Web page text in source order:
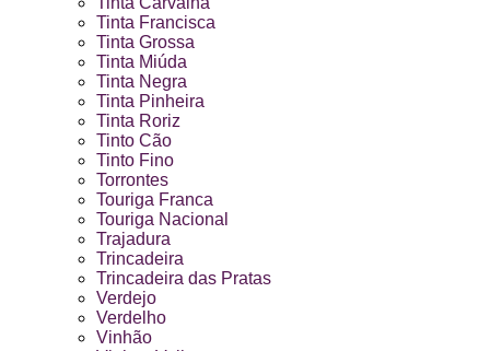
Tinta Francisca
Tinta Grossa
Tinta Miúda
Tinta Negra
Tinta Pinheira
Tinta Roriz
Tinto Cão
Tinto Fino
Torrontes
Touriga Franca
Touriga Nacional
Trajadura
Trincadeira
Trincadeira das Pratas
Verdejo
Verdelho
Vinhão